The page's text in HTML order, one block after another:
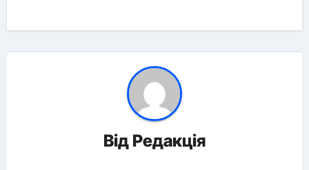
Від Редакція